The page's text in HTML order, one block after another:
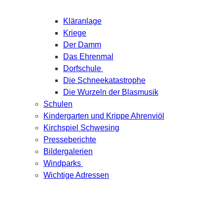
Kläranlage
Kriege
Der Damm
Das Ehrenmal
Dorfschule
Die Schneekatastrophe
Die Wurzeln der Blasmusik
Schulen
Kindergarten und Krippe Ahrenviöl
Kirchspiel Schwesing
Presseberichte
Bildergalerien
Windparks
Wichtige Adressen